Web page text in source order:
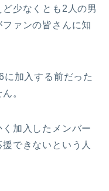
少なくとも2人の男
ァンの皆さんに知
に加入する前だった
。
加入したメンバー
できないという人